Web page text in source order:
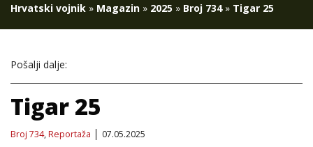
Hrvatski vojnik » Magazin » 2025 » Broj 734» Tigar 25
Pošalji dalje:
Tigar 25
Broj 734,Reportaža 07.05.2025